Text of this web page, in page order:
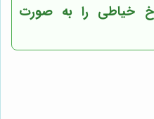
خیاطی را به صورت